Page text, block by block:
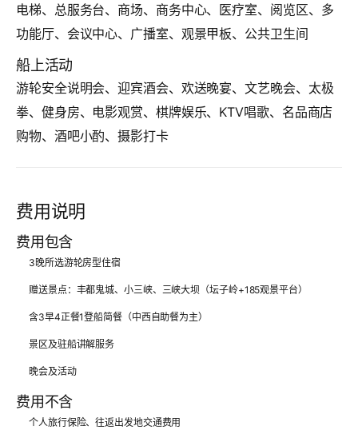
电梯、总服务台、商场、商务中心、医疗室、阅览区、多
功能厅、会议中心、广播室、观景甲板、公共卫生间
船上活动
游轮安全说明会、迎宾酒会、欢送晚宴、文艺晚会、太极
拳、健身房、电影观赏、棋牌娱乐、KTV唱歌、名品商店
购物、酒吧小酌、摄影打卡
费用说明
费用包含
3晚所选游轮房型住宿
赠送景点：丰都鬼城、小三峡、三峡大坝（坛子岭+185观景平台）
含3早4正餐1登船简餐（中西自助餐为主）
景区及驻船讲解服务
晚会及活动
费用不含
个人旅行保险、往返出发地交通费用